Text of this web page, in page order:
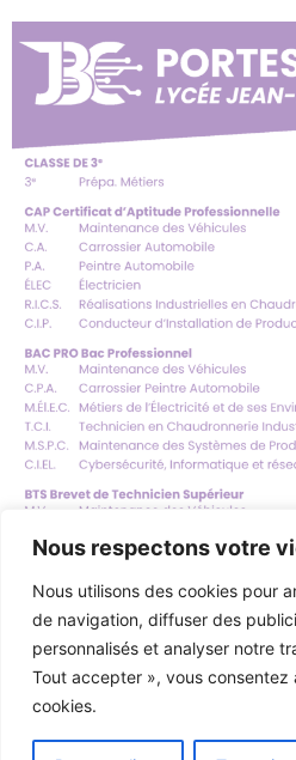
Nous respectons votre
Nous utilisons des cookies pour
de navigation, diffuser des
personnalisés et analyser notre
Tout accepter », vous consentez
cookies.